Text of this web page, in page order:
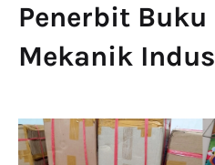
Penerbit Buku
Mekanik